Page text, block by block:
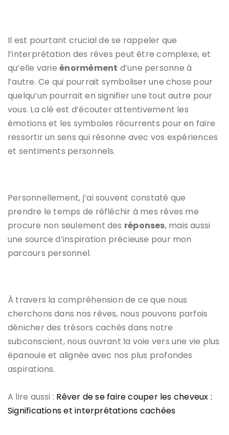
Il est pourtant crucial de se rappeler que
l’interprétation des rêves peut être complexe, et
qu’elle varieénormément d’une personne à
l’autre. Ce qui pourrait symboliser une chose pour
quelqu’un pourrait en signifier une tout autre pour
vous. La clé est d’écouter attentivement les
émotions et les symboles récurrents pour en faire
ressortir un sens qui résonne avec vos expériences
et sentiments personnels.
Personnellement, j’ai souvent constaté que
prendre le temps de réfléchir à mes rêves me
procure non seulement des réponses, mais aussi
une source d’inspiration précieuse pour mon
parcours personnel.
À travers la compréhension de ce que nous
cherchons dans nos rêves, nous pouvons parfois
dénicher des trésors cachés dans notre
subconscient, nous ouvrant la voie vers une vie plus
épanouie et alignée avec nos plus profondes
aspirations.
A lire aussi : Rêver de se faire couper les cheveux :
Significations et interprétations cachées